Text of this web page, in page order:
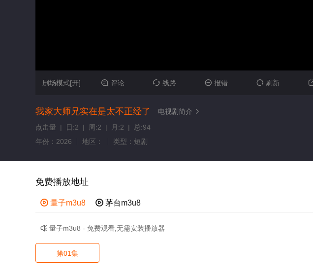
剧场模式[开]  评论  线路  报错  刷新
我家大师兄实在是太不正经了 电视剧简介 
点击量 | 日:2 | 周:2 | 月:2 | 总:94
年份：2026
地区： 类型：短剧
免费播放地址
 量子m3u8  茅台m3u8
 量子m3u8 - 免费观看,无需安装播放器
第01集